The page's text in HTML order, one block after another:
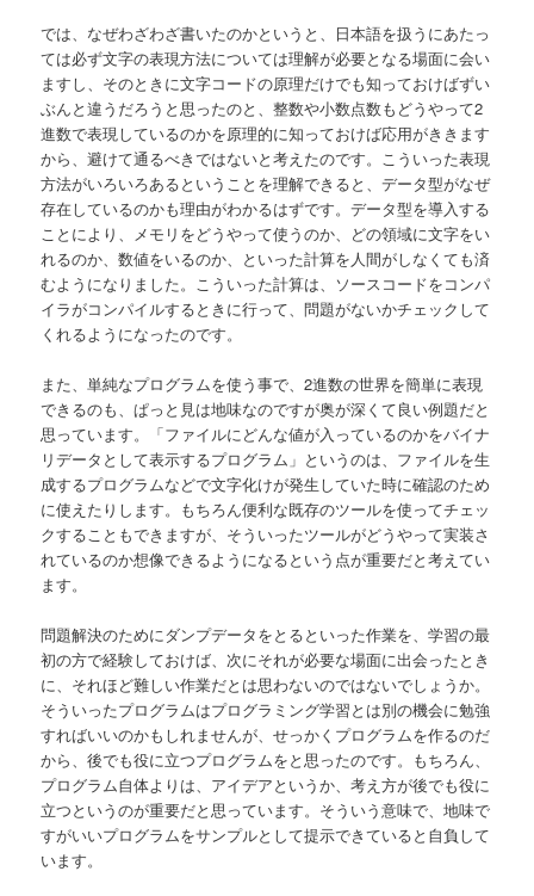
では、なぜわざわざ書いたのかというと、日本語を扱うにあたっ
ては必ず文字の表現方法については理解が必要となる場面に会い
ますし、そのときに文字コードの原理だけでも知っておけばずい
ぶんと違うだろうと思ったのと、整数や小数点数もどうやって2
進数で表現しているのかを原理的に知っておけば応用がききます
から、避けて通るべきではないと考えたのです。こういった表現
方法がいろいろあるということを理解できると、データ型がなぜ
存在しているのかも理由がわかるはずです。データ型を導入する
ことにより、メモリをどうやって使うのか、どの領域に文字をい
れるのか、数値をいるのか、といった計算を人間がしなくても済
むようになりました。こういった計算は、ソースコードをコンパ
イラがコンパイルするときに行って、問題がないかチェックして
くれるようになったのです。
また、単純なプログラムを使う事で、2進数の世界を簡単に表現
できるのも、ぱっと見は地味なのですが奥が深くて良い例題だと
思っています。「ファイルにどんな値が入っているのかをバイナ
リデータとして表示するプログラム」というのは、ファイルを生
成するプログラムなどで文字化けが発生していた時に確認のため
に使えたりします。もちろん便利な既存のツールを使ってチェッ
クすることもできますが、そういったツールがどうやって実装さ
れているのか想像できるようになるという点が重要だと考えてい
ます。
問題解決のためにダンプデータをとるといった作業を、学習の最
初の方で経験しておけば、次にそれが必要な場面に出会ったとき
に、それほど難しい作業だとは思わないのではないでしょうか。
そういったプログラムはプログラミング学習とは別の機会に勉強
すればいいのかもしれませんが、せっかくプログラムを作るのだ
から、後でも役に立つプログラムをと思ったのです。もちろん、
プログラム自体よりは、アイデアというか、考え方が後でも役に
立つというのが重要だと思っています。そういう意味で、地味で
すがいいプログラムをサンプルとして提示できていると自負して
います。